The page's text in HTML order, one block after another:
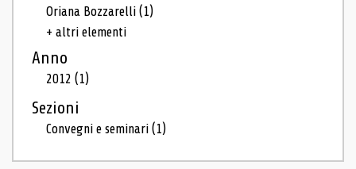
Oriana Bozzarelli(1)
+ altri elementi
Anno
2012(1)
Sezioni
Convegni e seminari(1)